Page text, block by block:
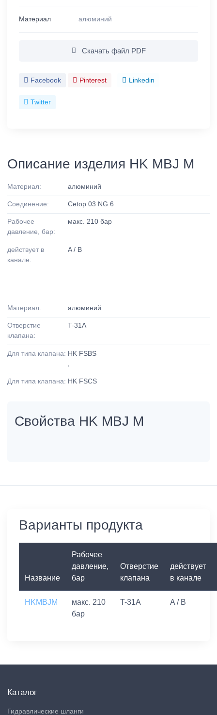
Материал алюминий
Скачать файл PDF
Facebook Pinterest Linkedin
Twitter
Описание изделия HK MBJ M
Материал: алюминий
Соединение: Cetop 03 NG 6
Рабочее
давление, бар:
макс. 210 бар
действует в
канале:
A / B
Материал: алюминий
Отверстие
клапана:
T-31A
Для типа клапана: HK FSBS
Для типа клапана: HK FSCS
Свойства HK MBJ M
Варианты продукта
Название
Рабочее
давление,
бар
Отверстие
клапана
действует
в канале
HKMBJM
макс. 210
бар
T-31A A / B
Каталог
Гидравлические шланги